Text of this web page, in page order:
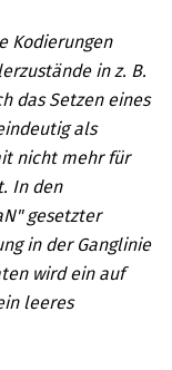
Kodierungen
in z. B.
das Setzen eines
als
nicht mehr für
In den
gesetzter
in der Ganglinie
wird ein auf
leeres